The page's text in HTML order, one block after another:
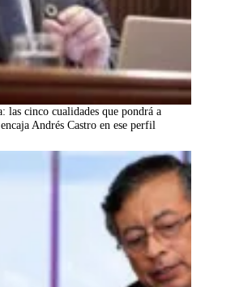
cinco cualidades que pondrá a
Andrés Castro en ese perfil